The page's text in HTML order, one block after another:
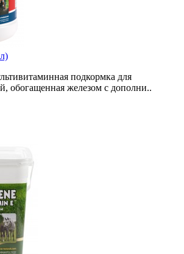
подкормка для
обогащенная железом с дополни..